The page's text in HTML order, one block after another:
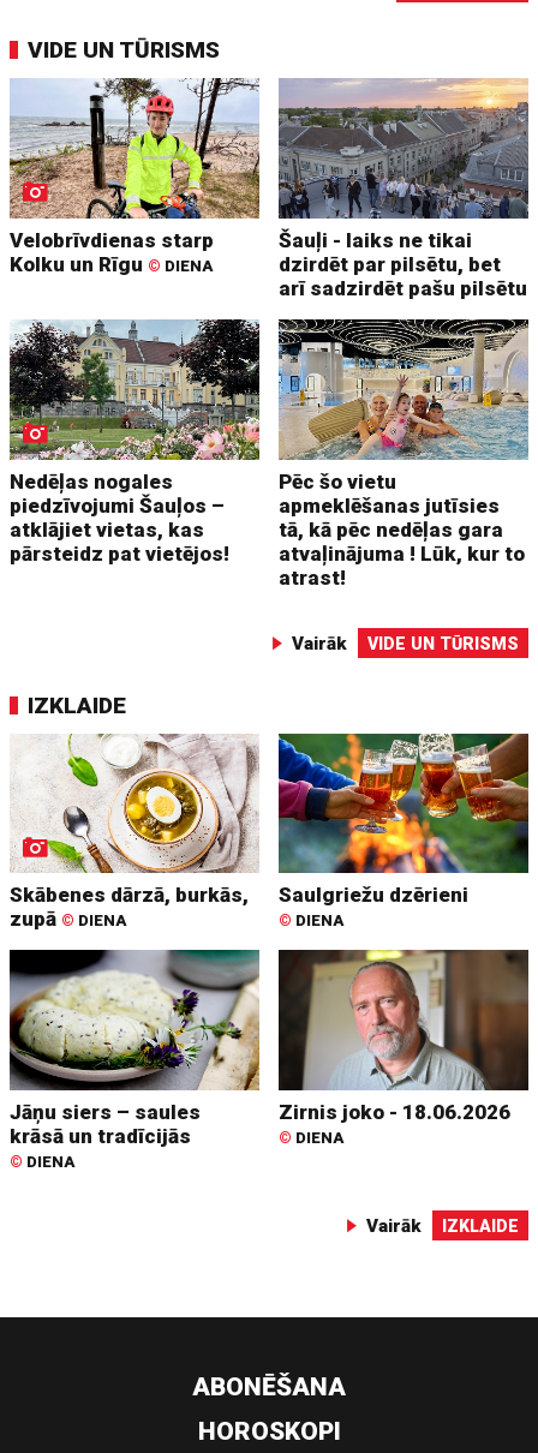
VIDE UN TŪRISMS
Velobrīvdienas starp
Kolku un Rīgu © DIENA
Šauļi - laiks ne tikai
dzirdēt par pilsētu, bet
arī sadzirdēt pašu pilsētu
Nedēļas nogales
piedzīvojumi Šauļos –
atklājiet vietas, kas
pārsteidz pat vietējos!
Pēc šo vietu
apmeklēšanas jutīsies
tā, kā pēc nedēļas gara
atvaļinājuma ! Lūk, kur to
atrast!
Vairāk VIDE UN TŪRISMS
IZKLAIDE
Skābenes dārzā, burkās,
zupā © DIENA
Saulgriežu dzērieni
© DIENA
Jāņu siers – saules
krāsā un tradīcijās
© DIENA
Zirnis joko - 18.06.2026
© DIENA
Vairāk IZKLAIDE
ABONĒŠANA
HOROSKOPI